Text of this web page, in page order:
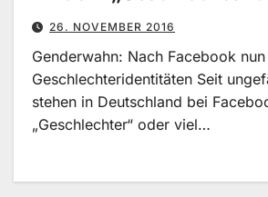
26. NOVEMBER 2016
Genderwahn: Nach Facebook
Geschlechteridentitäten Seit
stehen in Deutschland bei
„Geschlechter“ oder viel…